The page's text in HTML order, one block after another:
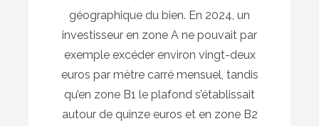
géographique du bien. En 2024, un
investisseur en zone A ne pouvait par
exemple excéder environ vingt-deux
euros par mètre carré mensuel, tandis
qu’en zone B1 le plafond s’établissait
autour de quinze euros et en zone B2